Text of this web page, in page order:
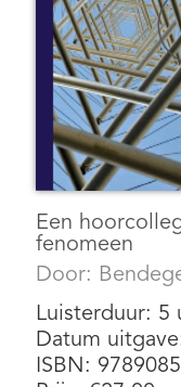
Een
fenomeen
Door:
Luisterduur: 5
Datum
ISBN: